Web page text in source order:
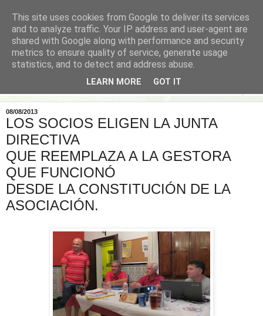
08/08/2013
LOS SOCIOS ELIGEN LA JUNTA
DIRECTIVA
QUE REEMPLAZA A LA GESTORA
QUE FUNCIONÓ
DESDE LA CONSTITUCIÓN DE LA
ASOCIACIÓN.
This site uses cookies from Google to deliver its services
and to analyze traffic. Your IP address and user-agent are
shared with Google along with performance and security
metrics to ensure quality of service, generate usage
statistics, and to detect and address abuse.
LEARN MORE GOT IT